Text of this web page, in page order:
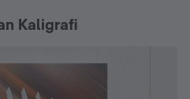
Kaligrafi